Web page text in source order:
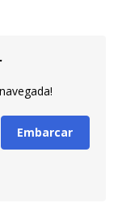
Embarcar